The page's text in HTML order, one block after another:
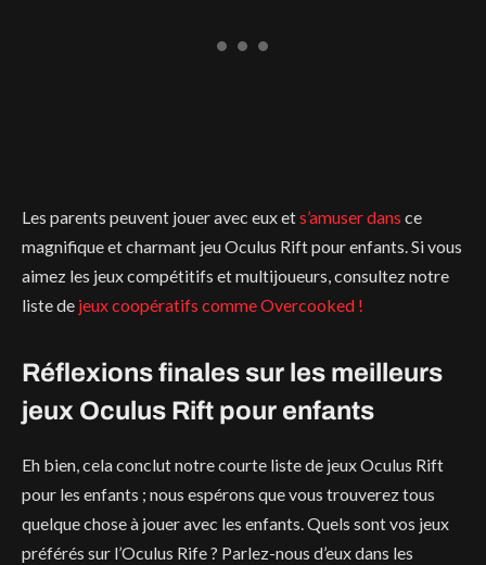
Les parents peuvent jouer avec eux ets’amuser dans ce
magnifique et charmant jeu Oculus Rift pour enfants. Si vous
aimez les jeux compétitifs et multijoueurs, consultez notre
liste de jeux coopératifs comme Overcooked !
Réflexions finales sur les meilleurs
jeux Oculus Rift pour enfants
Eh bien, cela conclut notre courte liste de jeux Oculus Rift
pour les enfants ; nous espérons que vous trouverez tous
quelque chose à jouer avec les enfants. Quels sont vos jeux
préférés sur l’Oculus Rife ? Parlez-nous d’eux dans les